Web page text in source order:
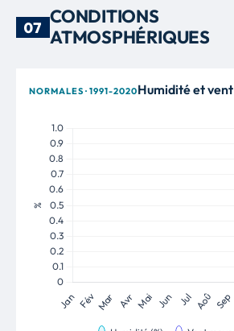
07
CONDITIONS
ATMOSPHÉRIQUES
NORMALES · 1991-2020Humidité et vent